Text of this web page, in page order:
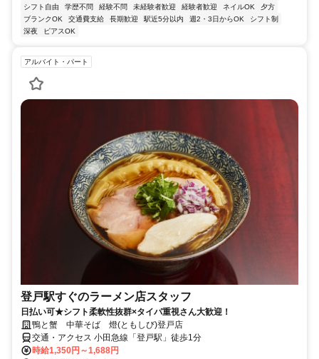
シフト自由 学歴不問 経験不問 未経験者歓迎 経験者歓迎 ネイルOK
夕方
ブランクOK
交通費支給 長期歓迎 駅近5分以内 週2・3日からOK
シフト制
深夜
ピアスOK
アルバイト・パート
登戸駅すぐのラーメン店スタッフ
日払い可★シフト柔軟性抜群×タイパ重視さん大歓迎！
鴨と蟹 中華そば 燈(ともしび)登戸店
交通・アクセス 小田急線「登戸駅」徒歩1分
時給1,350円～1,688円